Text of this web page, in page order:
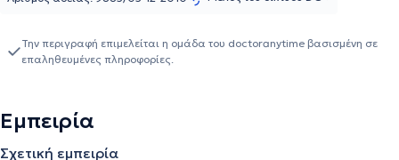
εργάζεται 10 έτη στο ιδιωτικό της οδοντιατρείο. Είναι εθελόντρια
στο "Χαμόγελο του παιδιού" και παρακολουθεί ανελλιπώς
Την περιγραφή επιμελείται η ομάδα του doctoranytime βασισμένη σε
επαληθευμένες πληροφορίες.
Εμπειρία
Σχετική εμπειρία